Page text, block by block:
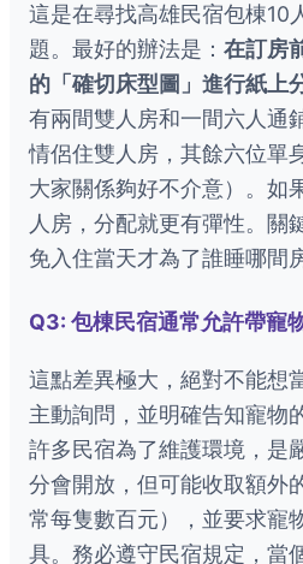
這是在尋找高雄民宿包棟10
題。最好的辦法是： 在訂房
的「確切床型圖」進行紙上
有兩間雙人房和一間六人通
情侶住雙人房，其餘六位單
大家關係夠好不介意）。如
人房，分配就更有彈性。關
免入住當天才為了誰睡哪間
Q3: 包棟民宿通常允許帶寵
這點差異極大，絕對不能想
主動詢問，並明確告知寵物
許多民宿為了維護環境，是
分會開放，但可能收取額外
常每隻數百元），並要求寵
具。務必遵守民宿規定，當